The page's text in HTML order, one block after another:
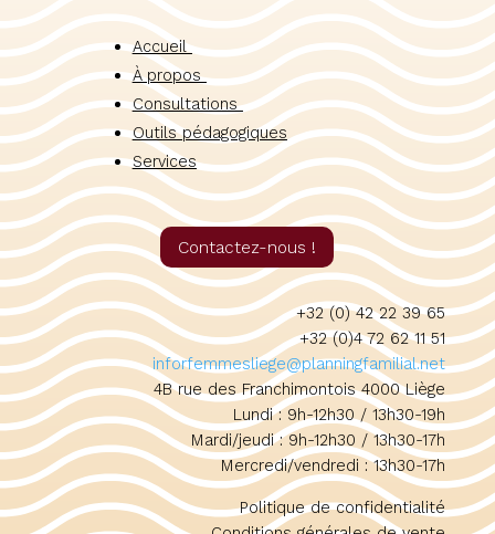
Accueil
À propos
Consultations
Outils pédagogiques
Services
Contactez-nous !
+32 (0) 42 22 39 65
+32 (0)4 72 62 11 51
inforfemmesliege@planningfamilial.net
4B rue des Franchimontois 4000 Liège
Lundi : 9h-12h30 / 13h30-19h
Mardi/jeudi : 9h-12h30 / 13h30-17h
Mercredi/vendredi : 13h30-17h
Politique de confidentialité